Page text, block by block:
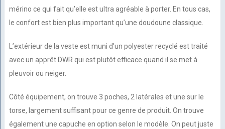
mérino ce qui fait qu’elle est ultra agréable à porter. En tous cas,
le confort est bien plus important qu’une doudoune classique.
L’extérieur de la veste est muni d’un polyester recyclé est traité
avec un apprêt DWR qui est plutôt efficace quand il se met à
pleuvoir ou neiger.
Côté équipement, on trouve 3 poches, 2 latérales et une sur le
torse, largement suffisant pour ce genre de produit. On trouve
également une capuche en option selon le modèle. On peut juste